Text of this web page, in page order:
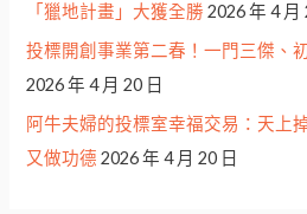
「獵地計畫」大獲全勝 2026 年 4 月
投標開創事業第二春！一門三傑、
2026 年 4 月 20 日
阿牛夫婦的投標室幸福交易：天上
又做功德 2026 年 4 月 20 日